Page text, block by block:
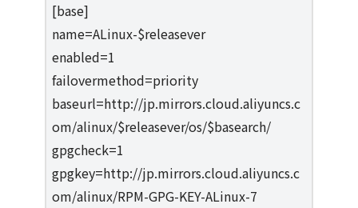
[base]
name=ALinux-$releasever
enabled=1
failovermethod=priority
baseurl=http://jp.mirrors.cloud.aliyuncs.c
om/alinux/$releasever/os/$basearch/
gpgcheck=1
gpgkey=http://jp.mirrors.cloud.aliyuncs.c
om/alinux/RPM-GPG-KEY-ALinux-7